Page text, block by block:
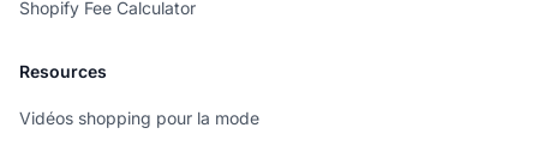
Shopify Fee Calculator
Resources
Vidéos shopping pour la mode